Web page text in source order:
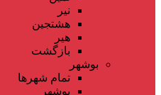
نیر
هشتجین
هیر
بازگشت
بوشهر
تمام شهر‌ها
بوشهر